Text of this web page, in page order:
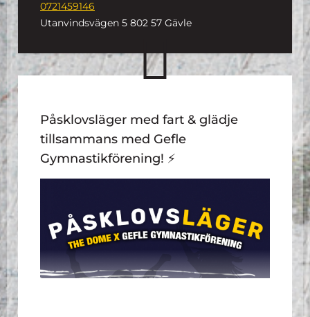
0721459146
Utanvindsvägen 5 802 57 Gävle
Påsklovsläger med fart & glädje
tillsammans med Gefle
Gymnastikförening! ⚡️